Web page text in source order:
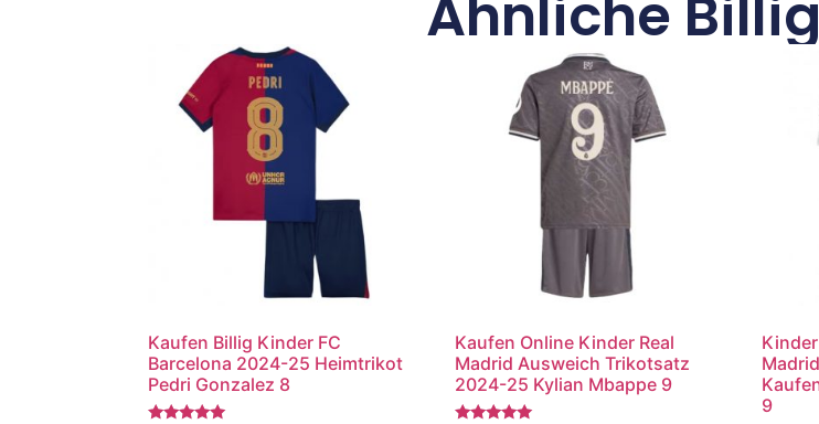
Ähnliche
Kaufen Billig Kinder FC
Barcelona 2024-25 Heimtrikot
Pedri Gonzalez 8
Kaufen Online Kinder Real
Madrid Ausweich Trikotsatz
2024-25 Kylian Mbappe 9
9